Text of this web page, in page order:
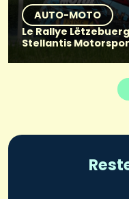
AUTO-MOTO
Le Rallye
Stellantis